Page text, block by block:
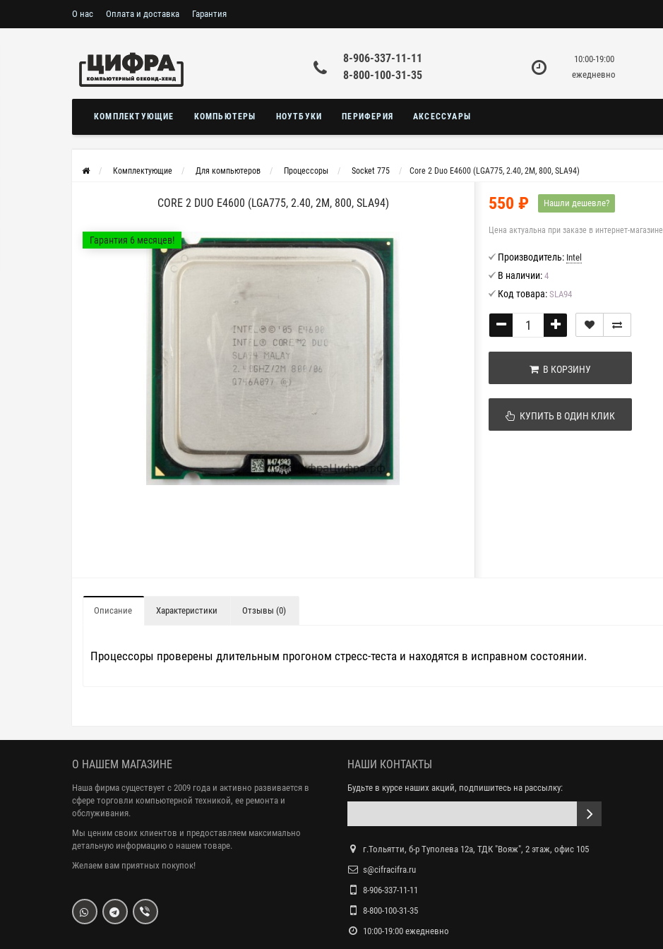
О нас Оплата и доставка Гарантия
8-906-337-11-11
8-800-100-31-35
10:00-19:00
ежедневно
КОМПЛЕКТУЮЩИЕ КОМПЬЮТЕРЫ НОУТБУКИ ПЕРИФЕРИЯ АКСЕССУАРЫ
Комплектующие Для компьютеров Процессоры Socket 775 Core 2 Duo E4600 (LGA775, 2.40, 2M, 800, SLA94)
CORE 2 DUO E4600 (LGA775, 2.40, 2M, 800, SLA94)
Гарантия 6 месяцев!
550 ₽ Нашли дешевле?
Цена актуальна при заказе в интернет-магазине
Производитель: Intel
В наличии: 4
Код товара: SLA94
В КОРЗИНУ
КУПИТЬ В ОДИН КЛИК
Описание Характеристики Отзывы (0)
Процессоры проверены длительным прогоном стресс-теста и находятся в исправном состоянии.
О НАШЕМ МАГАЗИНЕ
Наша фирма существует с 2009 года и активно развивается в
сфере торговли компьютерной техникой, ее ремонта и
обслуживания.
Мы ценим своих клиентов и предоставляем максимально
детальную информацию о нашем товаре.
Желаем вам приятных покупок!
НАШИ КОНТАКТЫ
Будьте в курсе наших акций, подпишитесь на рассылку:
г.Тольятти, б-р Туполева 12а, ТДК "Вояж", 2 этаж, офис 105
s@cifracifra.ru
8-906-337-11-11
8-800-100-31-35
10:00-19:00 ежедневно